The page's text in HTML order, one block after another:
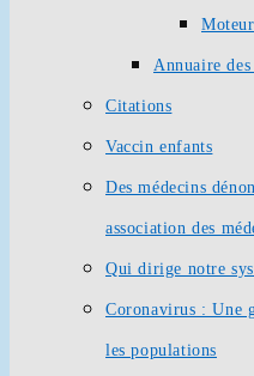
Annuaire
Citations
Vaccin enfants
Des médecins
association des
Qui dirige notre
Coronavirus : Une
les populations